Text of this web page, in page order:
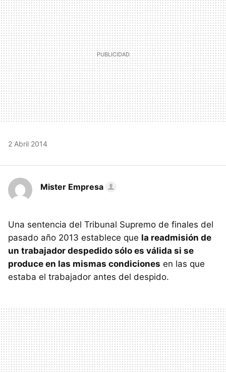
2 Abril 2014
Mister Empresa
Una sentencia del Tribunal Supremo de finales del
pasado año 2013 establece que la readmisión de
un trabajador despedido sólo es válida si se
produce en las mismas condiciones en las que
estaba el trabajador antes del despido.